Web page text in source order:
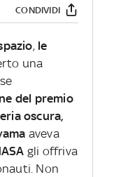
CONDIVIDI
, le
una
del premio
oscura,
aveva
gli offriva
Non